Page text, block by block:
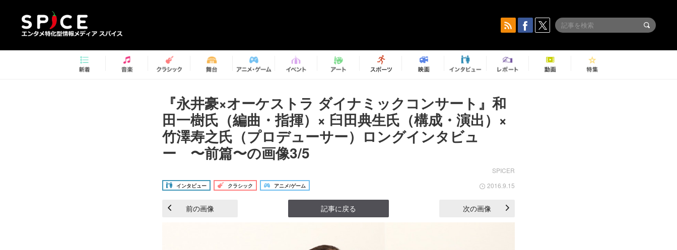
『永井豪×オーケストラ ダイナミックコンサート』和
田一樹氏（編曲・指揮）× 臼田典生氏（構成・演出）×
竹澤寿之氏（プロデューサー）ロングインタビュ
ー 〜前篇〜の画像3/5
SPICER
インタビュー クラシック アニメ/ゲーム 2016.9.15
前の画像 記事に戻る 次の画像